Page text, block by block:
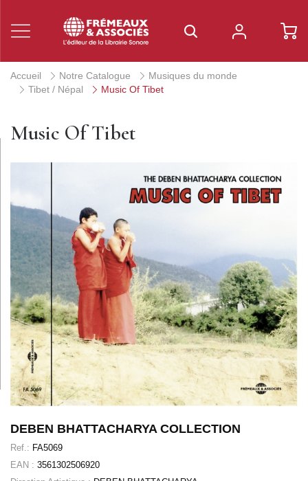
Accueil Notre Catalogue
Musiques du monde
Tibet / Népal
Music Of Tibet
Music Of Tibet
DEBEN BHATTACHARYA COLLECTION
Ref.: FA5069
EAN : 3561302506920